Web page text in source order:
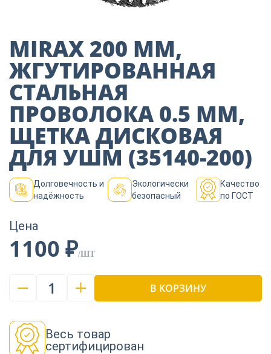
Пиломатериалы
Декор
Изоляция
Инструменты
Продукция из
дерева
Строительство
MIRAX 200 ММ,
ЖГУТИРОВАННАЯ
СТАЛЬНАЯ
ПРОВОЛОКА 0.5 ММ,
ЩЕТКА ДИСКОВАЯ
ДЛЯ УШМ (35140-200)
Долговечность и
надёжность
Экологически
безопасный
Качество
по ГОСТ
Цена
1100 ₽/ШТ
1 В КОРЗИНУ
Весь товар
сертифицирован